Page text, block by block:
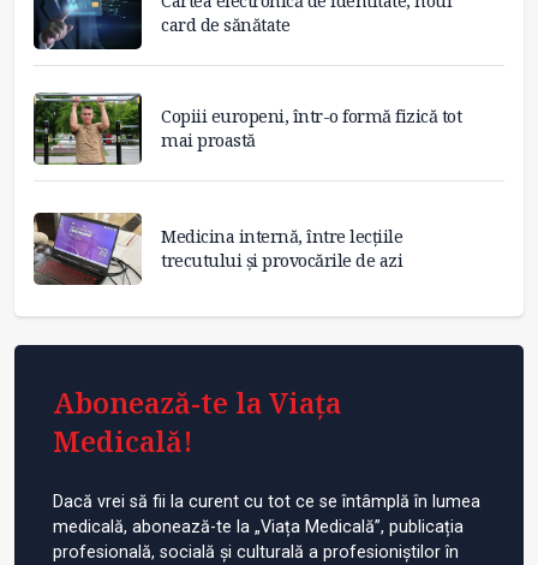
card de sănătate
Copiii europeni, într-o formă fizică tot
mai proastă
Medicina internă, între lecțiile
trecutului și provocările de azi
Abonează-te la Viața
Medicală!
Dacă vrei să fii la curent cu tot ce se întâmplă în lumea
medicală, abonează-te la „Viața Medicală”, publicația
profesională, socială și culturală a profesioniștilor în